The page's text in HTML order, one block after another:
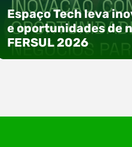
Espaço Tech leva
e oportunidades de
FERSUL 2026